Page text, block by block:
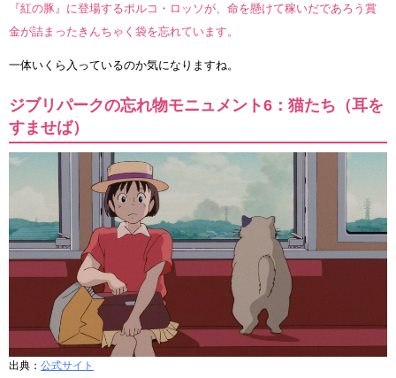
『紅の豚』に登場するポルコ・ロッソが、命を懸けて稼いだであろう賞
金が詰まったきんちゃく袋を忘れています。
一体いくら入っているのか気になりますね。
ジブリパークの忘れ物モニュメント6：猫たち（耳を
すませば）
出典： 公式サイト